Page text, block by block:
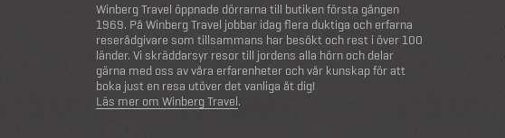
Winberg Travel öppnade dörrarna till butiken första gången
1969. På Winberg Travel jobbar idag flera duktiga och erfarna
reserådgivare som tillsammans har besökt och rest i över 100
länder. Vi skräddarsyr resor till jordens alla hörn och delar
gärna med oss av våra erfarenheter och vår kunskap för att
boka just en resa utöver det vanliga åt dig!
Läs mer om Winberg Travel.